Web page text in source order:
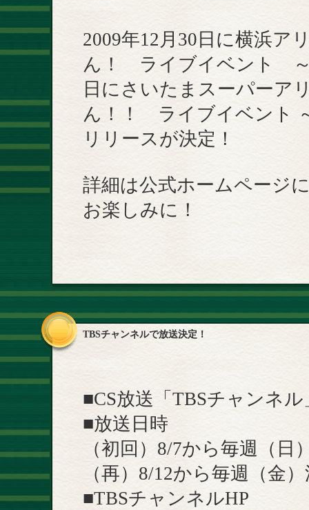
2009年12月30日に横浜ア
ん！ ライブイベント ～
日にさいたまスーパーア
ん！！ ライブイベント
リリースが決定！
詳細は公式ホームページ
お楽しみに！
TBSチャンネルで放送決定！
■CS放送「TBSチャンネル
■放送日時
（初回）8/7から毎週（日
（再）8/12から毎週（金
■TBSチャンネルHP